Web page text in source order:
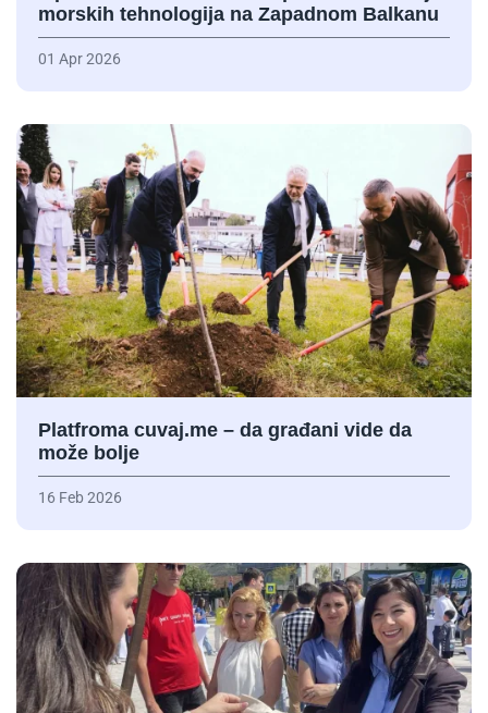
morskih tehnologija na Zapadnom Balkanu
01 Apr 2026
Platfroma cuvaj.me – da građani vide da
može bolje
16 Feb 2026